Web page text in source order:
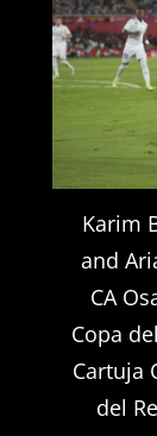
Karim
and
CA
Copa
Cartuja
del